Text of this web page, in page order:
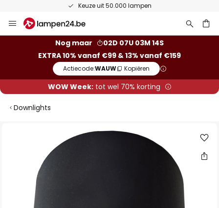
Keuze uit 50.000 lampen
naar
Nog maar
02D 07U 03M 13S
EXTRA 10% vanaf €99 & 13% vanaf €159
Actiecode:WAUW Kopiëren
WOW Week:tot wel 70% korting
Downlights
afbeeldingen-